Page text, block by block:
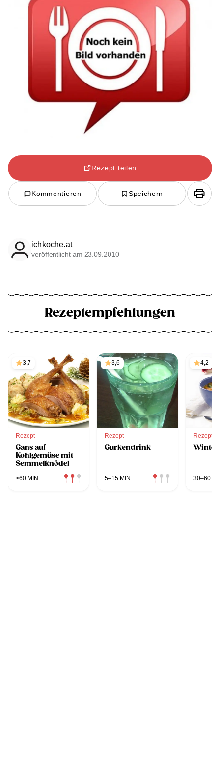
Rezept teilen
Kommentieren Speichern
ichkoche.at
veröffentlicht am 23.09.2010
Rezeptempfehlungen
3,7
Rezept
Gans auf
Kohlgemüse mit
Semmelknödel
>60 MIN
3,6
Rezept
Gurkendrink
5–15 MIN
4,2
Rezept
30–60